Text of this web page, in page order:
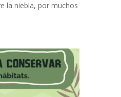
la niebla, por muchos